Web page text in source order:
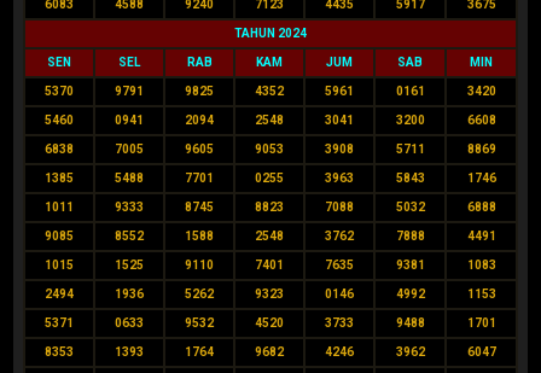
6083 4588 9240 7123 4435 5917 3675
TAHUN 2024
SEN SEL RAB KAM JUM SAB MIN
5370 9791 9825 4352 5961 0161 3420
5460 0941 2094 2548 3041 3200 6608
6838 7005 9605 9053 3908 5711 8869
1385 5488 7701 0255 3963 5843 1746
1011 9333 8745 8823 7088 5032 6888
9085 8552 1588 2548 3762 7888 4491
1015 1525 9110 7401 7635 9381 1083
2494 1936 5262 9323 0146 4992 1153
5371 0633 9532 4520 3733 9488 1701
8353 1393 1764 9682 4246 3962 6047